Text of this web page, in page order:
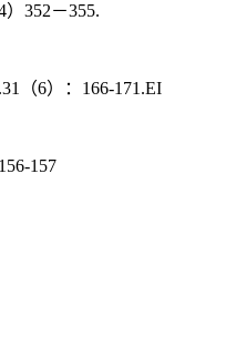
） 352－355.
（6）： 166-171.EI
156-157